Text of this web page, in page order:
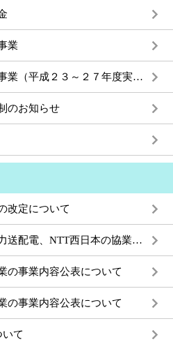
業
海陽町老朽住宅解体費支援事業（平成２３～２７年度実施）
のお知らせ
改定について
海陽町上下水道課、四国電力送配電、NTT西日本の協業による埋設物調査・工事立会の共同Web受付の開始について
の事業内容公表について
の事業内容公表について
て